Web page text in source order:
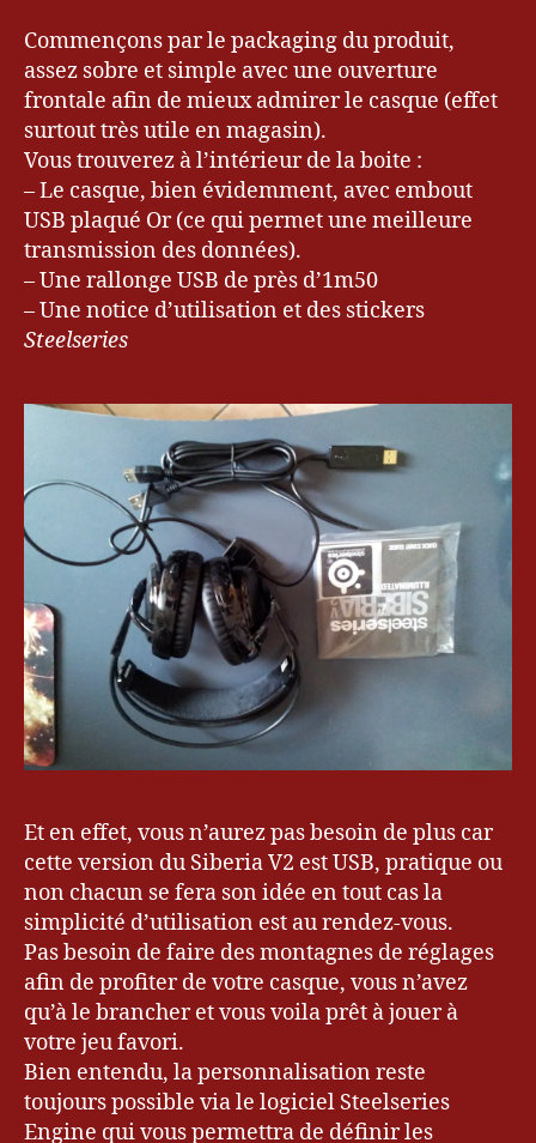
Commençons par le packaging du produit,
assez sobre et simple avec une ouverture
frontale afin de mieux admirer le casque (effet
surtout très utile en magasin).
Vous trouverez à l’intérieur de la boite :
– Le casque, bien évidemment, avec embout
USB plaqué Or (ce qui permet une meilleure
transmission des données).
– Une rallonge USB de près d’1m50
– Une notice d’utilisation et des stickers
Steelseries
Et en effet, vous n’aurez pas besoin de plus car
cette version du Siberia V2 est USB, pratique ou
non chacun se fera son idée en tout cas la
simplicité d’utilisation est au rendez-vous.
Pas besoin de faire des montagnes de réglages
afin de profiter de votre casque, vous n’avez
qu’à le brancher et vous voila prêt à jouer à
votre jeu favori.
Bien entendu, la personnalisation reste
toujours possible via le logiciel Steelseries
Engine qui vous permettra de définir les